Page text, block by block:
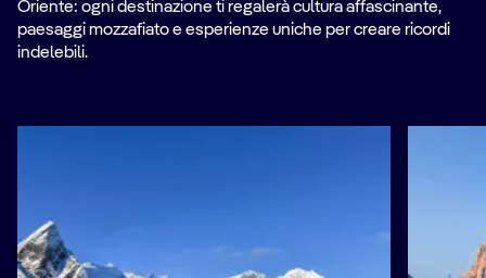
Oriente: ogni destinazione ti regalerà cultura affascinante,
paesaggi mozzafiato e esperienze uniche per creare ricordi
indelebili.